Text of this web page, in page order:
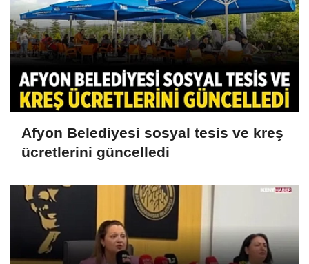
Afyon Belediyesi sosyal tesis ve kreş
ücretlerini güncelledi